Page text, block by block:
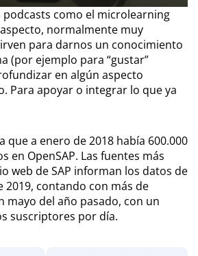
como el microlearning
normalmente muy
para darnos un conocimiento
(por ejemplo para “gustar”
en algún aspecto
Para apoyar o integrar lo que ya
que a enero de 2018 había 600.000
en OpenSAP. Las fuentes más
web de SAP informan los datos de
2019, contando con más de
mayo del año pasado, con un
suscriptores por día.